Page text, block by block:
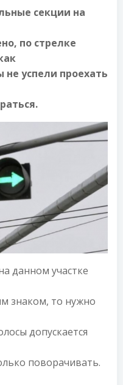
секции на
по стрелке
не успели проехать
данном участке
знаком, то нужно
допускается
поворачивать.